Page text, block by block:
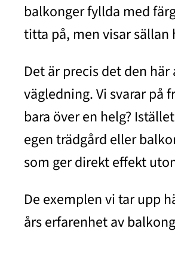
balkonger fyllda med
titta på, men visar
Det är precis det den
vägledning. Vi svarar på
bara över en helg?
egen trädgård eller
som ger direkt effekt
De exemplen vi tar upp
års erfarenhet av